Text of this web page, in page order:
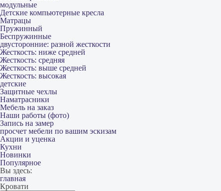
модульные
Детские компьютерные кресла
Матрацы
Пружинный
Беспружинные
двусторонние: разной жесткости
Жесткость: ниже средней
Жесткость: средняя
Жесткость: выше средней
Жесткость: высокая
детские
Защитные чехлы
Наматрасники
Мебель на заказ
Наши работы (фото)
Запись на замер
просчет мебели по вашим эскизам
Акции и уценка
Кухни
Новинки
Популярное
Вы здесь:
главная
Кровати